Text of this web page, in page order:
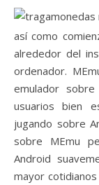
así­ como
alrededor del
ordenador.
emulador
usuarios bien
jugando sobre
sobre MEmu
Android
mayor